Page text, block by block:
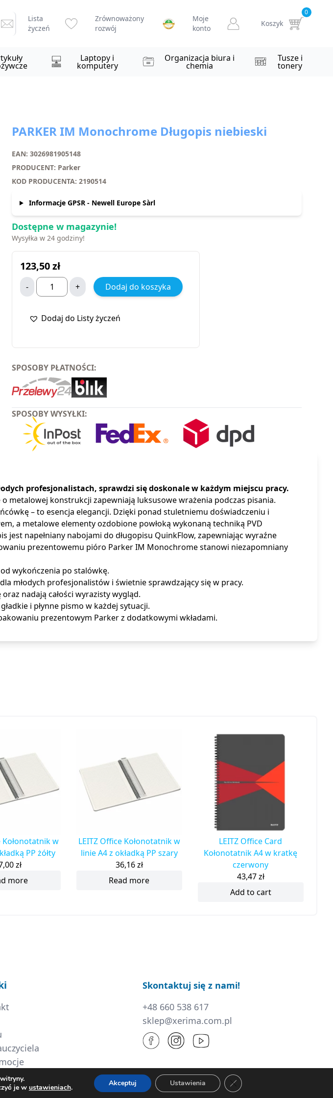
Lista
życzeń
Zrównoważony
rozwój
Moje
konto
Koszyk
0
Laptopy i
komputery
Organizacja biura i
chemia
Tusze i
tonery
PARKER IM Monochrome Długopis niebieski
EAN: 3026981905148
PRODUCENT: Parker
KOD PRODUCENTA: 2190514
Informacje GPSR - Newell Europe Sàrl
Dostępne w magazynie!
Wysyłka w 24 godziny!
123,50zł
- + Dodaj do koszyka
Dodaj do Listy życzeń
SPOSOBY PŁATNOŚCI:
SPOSOBY WYSYŁKI:
profesjonalistach, sprawdzi się doskonale w każdym miejscu pracy.
metalowej konstrukcji zapewniają luksusowe wrażenia podczas pisania.
– to esencja elegancji. Dzięki ponad stuletniemu doświadczeniu i
a metalowe elementy ozdobione powłoką wykonaną techniką PVD
napełniany nabojami do długopisu QuinkFlow, zapewniając wyraźne
prezentowemu pióro Parker IM Monochrome stanowi niezapomniany
wykończenia po stalówkę.
młodych profesjonalistów i świetnie sprawdzający się w pracy.
nadają całości wyrazisty wygląd.
i płynne pismo w każdej sytuacji.
prezentowym Parker z dodatkowymi wkładami.
Kołonotatnik w
PP żółty
zł
more
LEITZ Office Kołonotatnik w
linie A4 z okładką PP szary
36,16zł
Read more
LEITZ Office Card
Kołonotatnik A4 w kratkę
czerwony
43,47zł
Add to cart
Skontaktuj się z nami!
+48 660 538 617
sklep@xerima.com.pl
je w ustawieniach. Akceptuj Ustawienia Zamknij panel powiadomień o